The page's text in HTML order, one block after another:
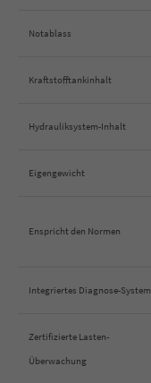
Notablass
Kraftstofftankinhalt
Hydrauliksystem-Inhalt
Eigengewicht
Enspricht den Normen
Integriertes Diagnose-System
Zertifizierte Lasten-
Überwachung